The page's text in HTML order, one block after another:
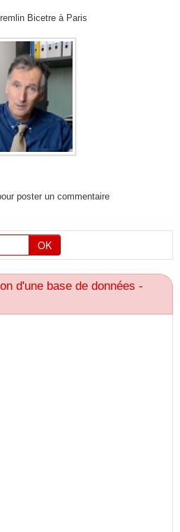
Bicetre à Paris
poster un commentaire
OK
d'une base de données -